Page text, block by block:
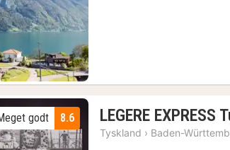
8.6
godt LEGERE EXPRESS
Tyskland › Baden-